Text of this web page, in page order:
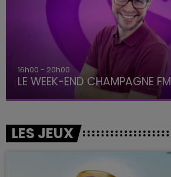
16h00 - 20h00
LE WEEK-END CHAMPAGNE FM
LES JEUX